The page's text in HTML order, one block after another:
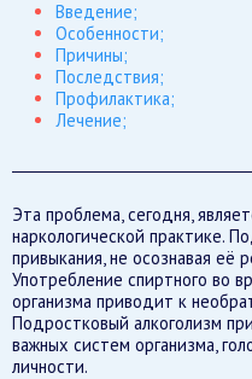
Введение;
Особенности;
Причины;
Последствия;
Профилактика;
Лечение;
Эта проблема, сегодня,
наркологической практике.
привыкания, не осознавая её
Употребление спиртного во
организма приводит к
Подростковый алкоголизм
важных систем организма,
личности.